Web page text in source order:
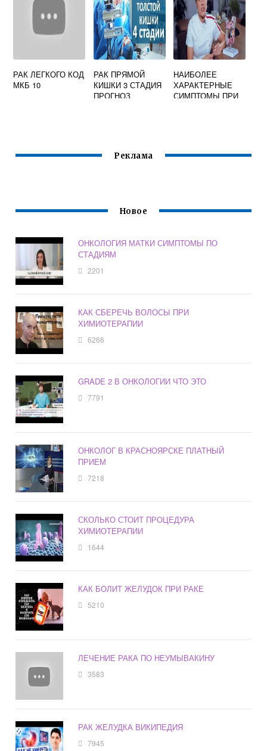
РАК ЛЕГКОГО КОД
МКБ 10
РАК ПРЯМОЙ
КИШКИ 3 СТАДИЯ
ПРОГНОЗ
НАИБОЛЕЕ
ХАРАКТЕРНЫЕ
СИМПТОМЫ ПРИ
Реклама
Новое
ОНКОЛОГИЯ МАТКИ СИМПТОМЫ ПО
СТАДИЯМ
2201
КАК СБЕРЕЧЬ ВОЛОСЫ ПРИ
ХИМИОТЕРАПИИ
6266
GRADE 2 В ОНКОЛОГИИ ЧТО ЭТО
7791
ОНКОЛОГ В КРАСНОЯРСКЕ ПЛАТНЫЙ
ПРИЕМ
7218
СКОЛЬКО СТОИТ ПРОЦЕДУРА
ХИМИОТЕРАПИИ
1644
КАК БОЛИТ ЖЕЛУДОК ПРИ РАКЕ
5210
ЛЕЧЕНИЕ РАКА ПО НЕУМЫВАКИНУ
3583
РАК ЖЕЛУДКА ВИКИПЕДИЯ
7945